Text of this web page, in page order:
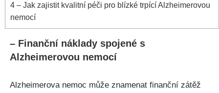
4 – Jak zajistit kvalitní péči pro blízké trpící Alzheimerovou
nemocí
– Finanční náklady spojené s
Alzheimerovou nemocí
Alzheimerova nemoc může znamenat finanční zátěž